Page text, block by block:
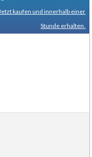
Jetzt kaufen und innerhalb einer
Stunde erhalten.